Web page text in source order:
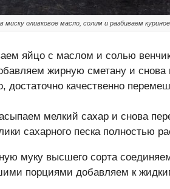
миску оливковое масло, солим и разбиваем
яйцо с маслом и солью
жирную сметану и
достаточно качественно
мелкий сахар и снова
сахарного песка полностью
муку высшего сорта
порциями добавляем к